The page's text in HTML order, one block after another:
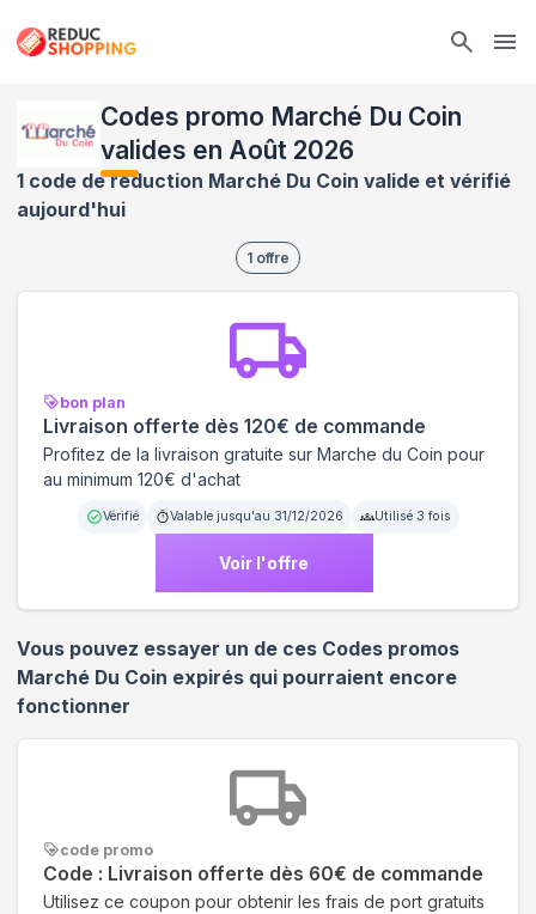
Codes promo Marché Du Coin
valides en Août 2026
1 code de réduction Marché Du Coin valide et vérifié
aujourd'hui
1 offre
bon plan
Livraison offerte dès 120€ de commande
Profitez de la livraison gratuite sur Marche du Coin pour
au minimum 120€ d'achat
Vérifié Valable jusqu'au 31/12/2026 Utilisé 3 fois
Voir l'offre
Vous pouvez essayer un de ces Codes promos
Marché Du Coin expirés qui pourraient encore
fonctionner
code promo
Code : Livraison offerte dès 60€ de commande
Utilisez ce coupon pour obtenir les frais de port gratuits